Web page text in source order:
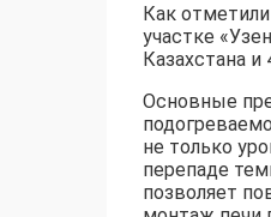
Как
участке
Казахстана и
Основные
не только
перепаде
позволяет